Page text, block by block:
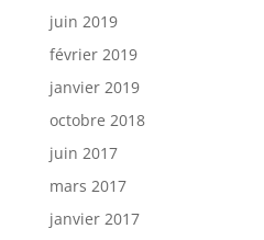
juin 2019
février 2019
janvier 2019
octobre 2018
juin 2017
mars 2017
janvier 2017